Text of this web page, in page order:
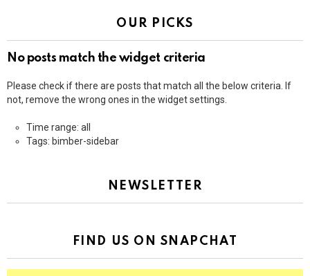
OUR PICKS
No posts match the widget criteria
Please check if there are posts that match all the below criteria. If
not, remove the wrong ones in the widget settings.
Time range: all
Tags: bimber-sidebar
NEWSLETTER
FIND US ON SNAPCHAT